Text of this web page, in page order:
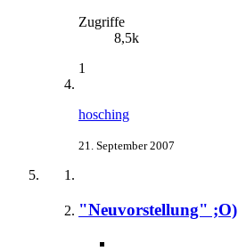
Zugriffe
8,5k
1
hosching
21. September 2007
"Neuvorstellung" ;O)